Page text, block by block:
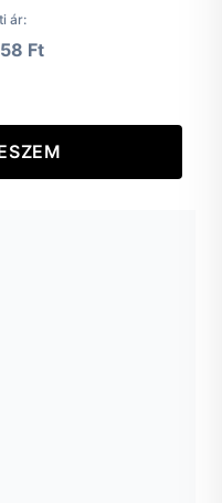
ár:
Ft